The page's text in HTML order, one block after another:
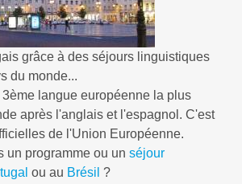
grâce à des séjours linguistiques
du monde...
3ème langue européenne la plus
après l'anglais et l'espagnol. C'est
de l'Union Européenne.
un programme ou un séjour
ou au Brésil ?